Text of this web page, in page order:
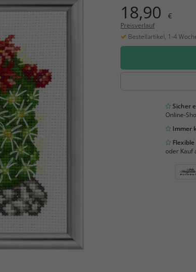
18,90 €
Preisverlauf
Bestellartikel, 1-4
Sicher
Online-
Immer
Flexible
oder Kauf